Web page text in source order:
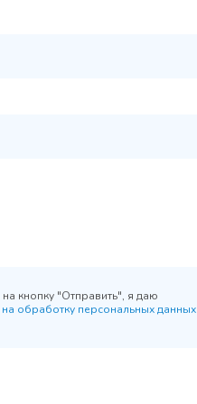
кнопку "Отправить", я даю
на обработку персональных данных